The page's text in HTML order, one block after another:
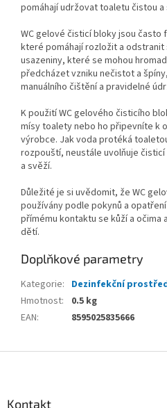
pomáhají udržovat toaletu čistou a
WC gelové čisticí bloky jsou často
které pomáhají rozložit a odstranit
usazeniny, které se mohou
předcházet vzniku nečistot a
manuálního čištění a pravidelné
K použití WC gelového čisticího
mísy toalety nebo ho připevníte k
výrobce. Jak voda protéká
rozpouští, neustále uvolňuje
a svěží.
Důležité je si uvědomit, že WC
používány podle pokynů a
přímému kontaktu se kůží a očima
dětí.
Doplňkové parametry
Kategorie: Dezinfekční
Hmotnost:
0.5 kg
EAN: 8595025835666
Kontakt